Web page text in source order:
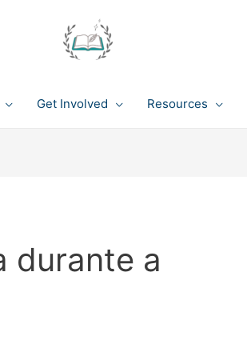
Get Involved Resources
durante a